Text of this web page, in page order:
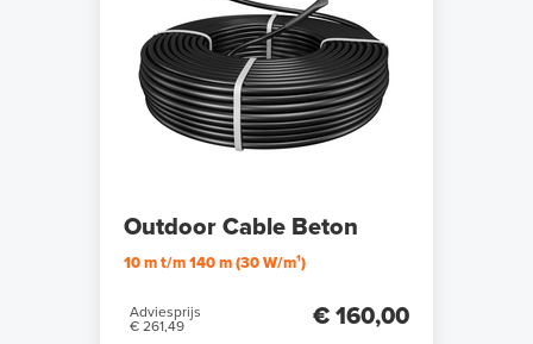
Outdoor Cable Beton
10 m t/m 140 m (30 W/m¹)
Adviesprijs
€ 261,49
€ 160,00